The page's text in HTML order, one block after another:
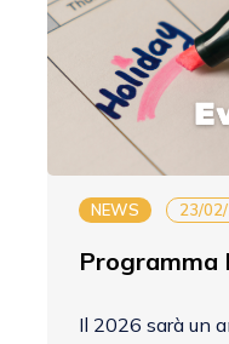
NEWS 23/
Programma
Il 2026 sarà un